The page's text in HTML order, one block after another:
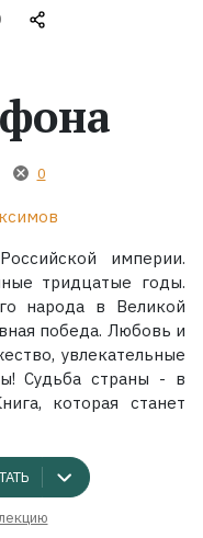
0
империи.
тридцатые годы.
народа в Великой
победа. Любовь и
увлекательные
Судьба страны - в
которая станет